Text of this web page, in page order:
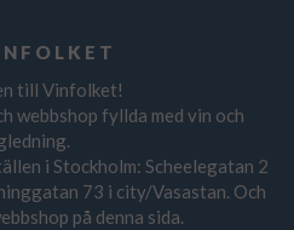
till Vinfolket!
webbshop fyllda med vin och
i Stockholm: Scheelegatan 2
73 i city/Vasastan. Och
på denna sida.